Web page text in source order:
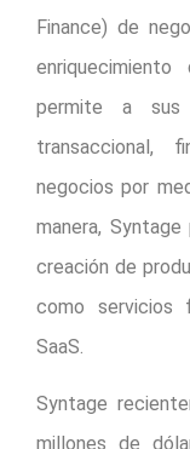
Finance) de
permite a sus
transaccional,
negocios por
manera,
creación de
como servicios
SaaS.
Syntage
millones de